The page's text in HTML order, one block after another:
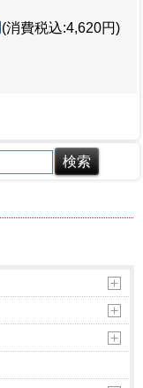
(消費税込:4,620円)